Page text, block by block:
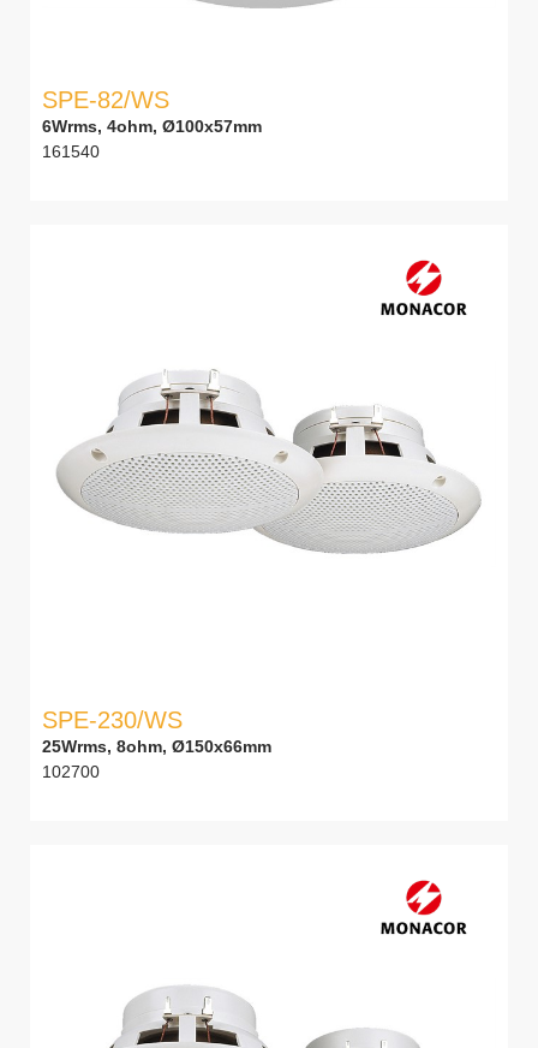
SPE-82/WS
6Wrms, 4ohm, Ø100x57mm
161540
SPE-230/WS
25Wrms, 8ohm, Ø150x66mm
102700